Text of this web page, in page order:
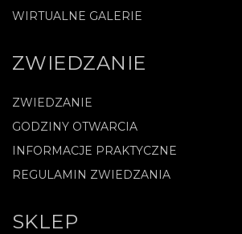
WIRTUALNE GALERIE
ZWIEDZANIE
ZWIEDZANIE
GODZINY OTWARCIA
INFORMACJE PRAKTYCZNE
REGULAMIN ZWIEDZANIA
SKLEP